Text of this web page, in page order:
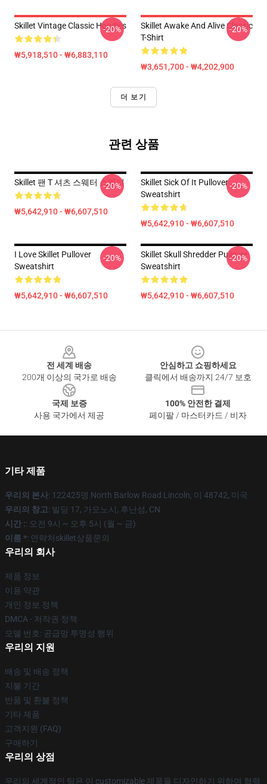
Skillet Vintage Classic Hoodies
₩5,918,510 - ₩6,883,110
-20%
Skillet Awake And Alive Classic
T-Shirt
₩3,651,700 - ₩4,202,900
-20%
더 보기
관련 상품
Skillet 팬 T 셔츠 스웨터 스웨터
₩5,642,910 - ₩6,607,510
-20%
Skillet Sick Of It Pullover
Sweatshirt
₩5,642,910 - ₩6,607,510
-20%
I Love Skillet Pullover
Sweatshirt
₩5,642,910 - ₩6,607,510
-20%
Skillet Skull Shredder Pullover
Sweatshirt
₩5,642,910 - ₩6,607,510
-20%
전 세계 배송
200개 이상의 국가로 배송
안심하고 쇼핑하세요
클릭에서 배송까지 24/7 보호
국제 보증
사용 국가에서 제공
100% 안전한 결제
페이팔 / 마스터카드 / 비자
기타 제품
우리의 본사: 122425명 North Barlow Road Lincoln, 미 48742, 미국
우리의 창고: 빌딩 17, 가오노시, 후난성, CN
시간 :: 오전 9시 ~ 오후 5시 (월 ~ 금)
이름 *: 연락처skillet상품문의
우리의 회사
제품 정보
이용 약관
개인 정보 정책
DMCA - 저작권 정책
모델 번호: 공급망 투명성 행위
우리의 지원
배송 및 배송 정책
지불 기간
반품 및 환불 정책
기타 제품
고객지원 (FAQ)
구매하기
우리의 상점
우리의 세계적인 팀은 이 customizable 제품을 디자인하기 위하여 협력